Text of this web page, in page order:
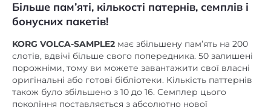
Більше пам’яті, кількості патернів, семплів і
бонусних пакетів!
KORG VOLCA-SAMPLE2 має збільшену пам’ять на 200
слотів, вдвічі більше свого попередника. 50 залишені
порожніми, тому ви можете завантажити свої власні
оригінальні або готові бібліотеки. Кількість паттернів
також було збільшено з 10 до 16. Семплер цього
покоління поставляється з абсолютно нової